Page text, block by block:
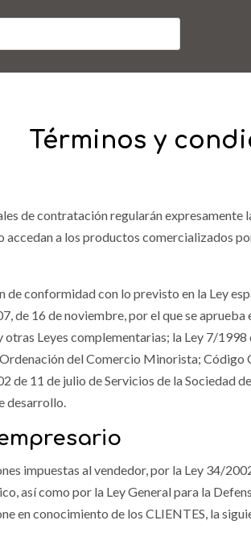
Términos y
de contratación regularán
accedan a los productos comercializados
de conformidad con lo previsto en la Ley
de 16 de noviembre, por el que se
otras Leyes complementarias; la Ley 7/
del Comercio Minorista;
de 11 de julio de Servicios de la Sociedad
desarrollo.
impuestas al vendedor, por la Ley 34/
así como por la Ley General para la
en conocimiento de los CLIENTES, la